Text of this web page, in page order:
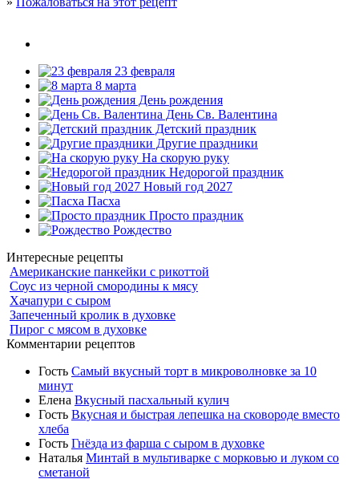
23 февраля
8 марта
День рождения
День Св. Валентина
Детский праздник
Другие праздники
На скорую руку
Недорогой праздник
Новый год 2027
Пасха
Просто праздник
Рождество
Интересные рецепты
Американские панкейки с рикоттой
Соус из черной смородины к мясу
Хачапури с сыром
Запеченный кролик в духовке
Пирог с мясом в духовке
Комментарии рецептов
Гость Самый вкусный торт в микроволновке за 10
минут
Елена Вкусный пасхальный кулич
Гость Вкусная и быстрая лепешка на сковороде вместо
хлеба
Гость Гнёзда из фарша с сыром в духовке
Наталья Минтай в мультиварке с морковью и луком со
сметаной